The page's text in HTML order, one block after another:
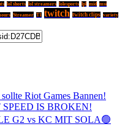
lol shorts lol streamers lolesports lpl mid msi
Streamer T1 twitch twitch clips variety
Riot Games Bannen!
SPEED IS BROKEN!
G2 vs KC MIT SOLA🟢